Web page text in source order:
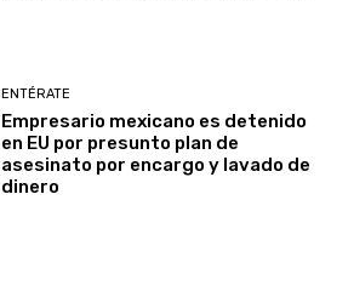
ENTÉRATE
Empresario mexicano es detenido
en EU por presunto plan de
asesinato por encargo y lavado de
dinero